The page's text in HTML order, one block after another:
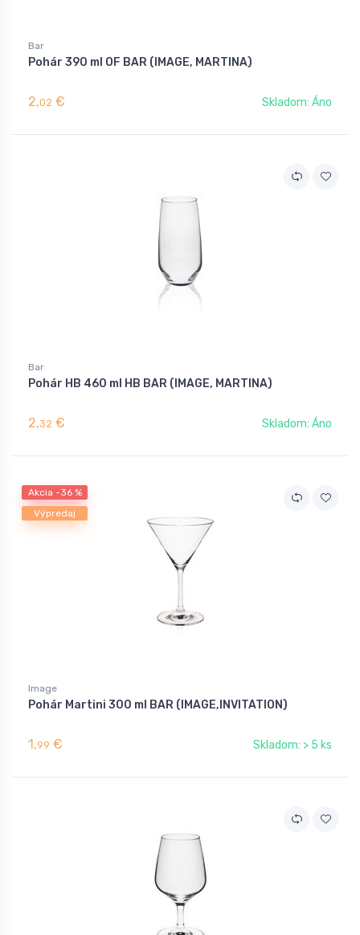
Bar
Pohár 390 ml OF BAR (IMAGE, MARTINA)
2,02 € Skladom: Áno
Bar
Pohár HB 460 ml HB BAR (IMAGE, MARTINA)
2,32 € Skladom: Áno
Akcia -36 %
Výpredaj
Image
Pohár Martini 300 ml BAR (IMAGE,INVITATION)
1,99 € Skladom: > 5 ks